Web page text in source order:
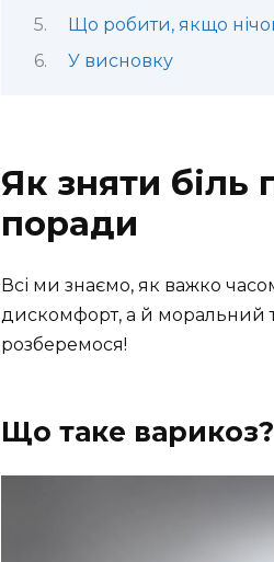
Що робити, якщо
У висновку
Як зняти біль
поради
Всі ми знаємо, як важко
дискомфорт, а й моральний
розберемося!
Що таке варикоз?